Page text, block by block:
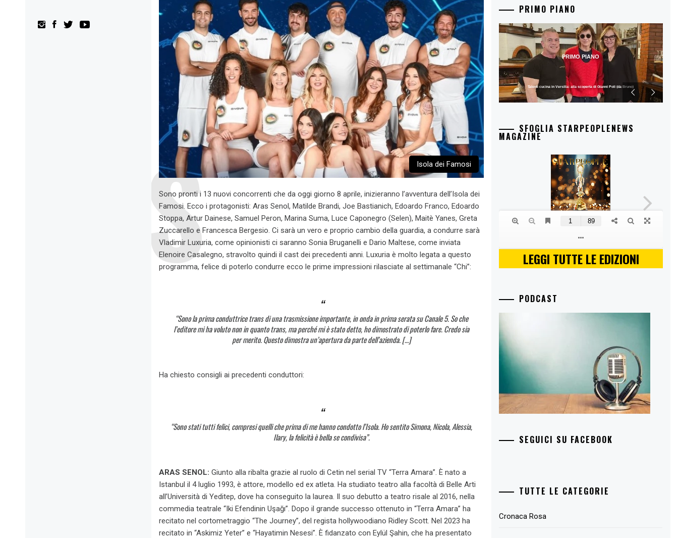
Isola dei Famosi
Sono pronti i 13 nuovi concorrenti che da oggi giorno 8 aprile, inizieranno l’avventura dell’Isola dei
Famosi. Ecco i protagonisti: Aras Senol, Matilde Brandi, Joe Bastianich, Edoardo Franco, Edoardo
Stoppa, Artur Dainese, Samuel Peron, Marina Suma, Luce Caponegro (Selen), Maitè Yanes, Greta
Zuccarello e Francesca Bergesio. Ci sarà un vero e proprio cambio della guardia, a condurre sarà
Vladimir Luxuria, come opinionisti ci saranno Sonia Bruganelli e Dario Maltese, come inviata
Elenoire Casalegno, stravolto quindi il cast dei precedenti anni. Luxuria è molto legata a questo
programma, felice di poterlo condurre ecco le prime impressioni rilasciate al settimanale “Chi”:
“Sono la prima conduttrice trans di una trasmissione importante, in onda in prima serata su Canale 5. So che
l’editore mi ha voluto non in quanto trans, ma perché mi è stato detto, ho dimostrato di poterlo fare. Credo sia
per merito. Questo dimostra un’apertura da parte dell’azienda. […]
Ha chiesto consigli ai precedenti conduttori:
“Sono stati tutti felici, compresi quelli che prima di me hanno condotto l’Isola. Ho sentito Simona, Nicola, Alessia,
Ilary, la felicità è bella se condivisa”.
ARAS SENOL: Giunto alla ribalta grazie al ruolo di Cetin nel serial TV “Terra Amara”. È nato a
Istanbul il 4 luglio 1993, è attore, modello ed ex atleta. Ha studiato teatro alla facoltà di Belle Arti
all’Università di Yeditep, dove ha conseguito la laurea. Il suo debutto a teatro risale al 2016, nella
commedia teatrale “Iki Efendinin Uşağı”. Dopo il grande successo ottenuto in “Terra Amara” ha
recitato nel cortometraggio “The Journey”, del regista hollywoodiano Ridley Scott. Nel 2023 ha
recitato in “Askimiz Yeter” e “Hayatimin Nesesi”. È fidanzato con Eylül Şahin, che ha presentato
PRIMO PIANO
Talenti cucina in Versilia: alla scoperta di Gianni Poli (da Bruno)
PRIMO PIANO
SFOGLIA STARPEOPLENEWS
MAGAZINE
LEGGI TUTTE LE EDIZIONI
PODCAST
SEGUICI SU FACEBOOK
TUTTE LE CATEGORIE
Cronaca Rosa